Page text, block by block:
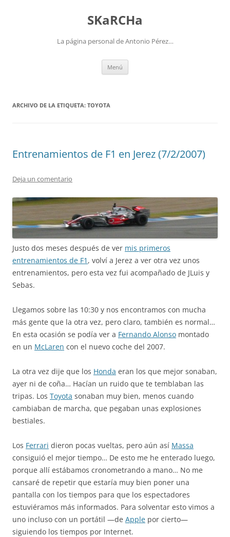
SKaRCHa
La página personal de Antonio Pérez…
Menú
ARCHIVO DE LA ETIQUETA: TOYOTA
Entrenamientos de F1 en Jerez (7/2/2007)
Deja un comentario
Justo dos meses después de ver mis primeros
entrenamientos de F1 , volví a Jerez a ver otra vez unos
entrenamientos, pero esta vez fui acompañado de JLuis y
Sebas.
Llegamos sobre las 10:30 y nos encontramos con mucha
más gente que la otra vez, pero claro, también es normal…
En esta ocasión se podía ver a Fernando Alonso montado
en un McLaren con el nuevo coche del 2007.
La otra vez dije que los Honda eran los que mejor sonaban,
ayer ni de coña… Hacían un ruido que te temblaban las
tripas. Los Toyota sonaban muy bien, menos cuando
cambiaban de marcha, que pegaban unas explosiones
bestiales.
Los Ferrari dieron pocas vueltas, pero aún así Massa
consiguió el mejor tiempo… De esto me he enterado luego,
porque allí estábamos cronometrando a mano… No me
cansaré de repetir que estaría muy bien poner una
pantalla con los tiempos para que los espectadores
estuviéramos más informados. Para solventar esto vimos a
uno incluso con un portátil —de Apple por cierto—
siguiendo los tiempos por Internet.